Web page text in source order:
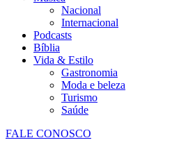
Nacional
Internacional
Podcasts
Bíblia
Vida & Estilo
Gastronomia
Moda e beleza
Turismo
Saúde
FALE CONOSCO